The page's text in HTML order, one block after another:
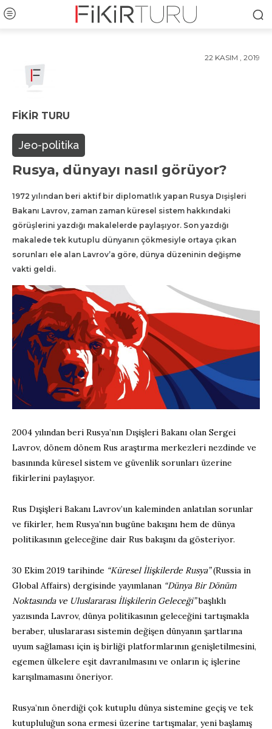
22 KASIM , 2019
FIKIR TURU
Jeo-politika
Rusya, dünyayı nasıl görüyor?
1972 yılından beri aktif bir diplomatlık yapan Rusya Dışişleri
Bakanı Lavrov, zaman zaman küresel sistem hakkındaki
görüşlerini yazdığı makalelerde paylaşıyor. Son yazdığı
makalede tek kutuplu dünyanın çökmesiyle ortaya çıkan
sorunları ele alan Lavrov’a göre, dünya düzeninin değişme
vakti geldi.
2004 yılından beri Rusya’nın Dışişleri Bakanı olan Sergei
Lavrov, dönem dönem Rus araştırma merkezleri nezdinde ve
basınında küresel sistem ve güvenlik sorunları üzerine
fikirlerini paylaşıyor.
Rus Dışişleri Bakanı Lavrov’un kaleminden anlatılan sorunlar
ve fikirler, hem Rusya’nın bugüne bakışını hem de dünya
politikasının geleceğine dair Rus bakışını da gösteriyor.
30 Ekim 2019 tarihinde “Küresel İlişkilerde Rusya”(Russia in
Global Affairs) dergisinde yayımlanan “Dünya Bir Dönüm
Noktasında ve Uluslararası İlişkilerin Geleceği”başlıklı
yazısında Lavrov, dünya politikasının geleceğini tartışmakla
beraber, uluslararası sistemin değişen dünyanın şartlarına
uyum sağlaması için iş birliği platformlarının genişletilmesini,
egemen ülkelere eşit davranılmasını ve onların iç işlerine
karışılmamasını öneriyor.
Rusya’nın önerdiği çok kutuplu dünya sistemine geçiş ve tek
kutupluluğun sona ermesi üzerine tartışmalar, yeni başlamış